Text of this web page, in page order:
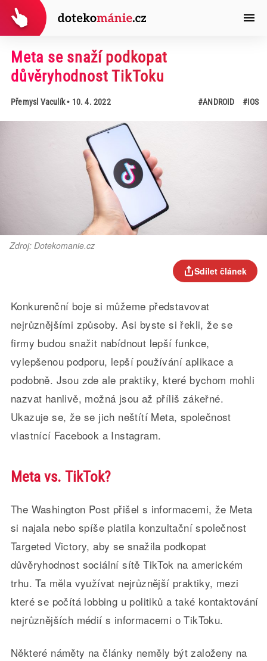
Meta se snaží podkopat
důvěryhodnost TikToku
Přemysl Vaculík• 10. 4. 2022 #ANDROID #IOS
Zdroj: Dotekomanie.cz
Sdílet článek
Konkurenční boje si můžeme představovat
nejrůznějšími způsoby. Asi byste si řekli, že se
firmy budou snažit nabídnout lepší funkce,
vylepšenou podporu, lepší používání aplikace a
podobně. Jsou zde ale praktiky, které bychom mohli
nazvat hanlivě, možná jsou až příliš zákeřné.
Ukazuje se, že se jich neštítí Meta, společnost
vlastnící Facebook a Instagram.
Meta vs. TikTok?
The Washington Post přišel s informacemi, že Meta
si najala nebo spíše platila konzultační společnost
Targeted Victory, aby se snažila podkopat
důvěryhodnost sociální sítě TikTok na americkém
trhu. Ta měla využívat nejrůznější praktiky, mezi
které se počítá lobbing u politiků a také kontaktování
nejrůznějších médií s informacemi o TikToku.
Některé náměty na články neměly být založeny na